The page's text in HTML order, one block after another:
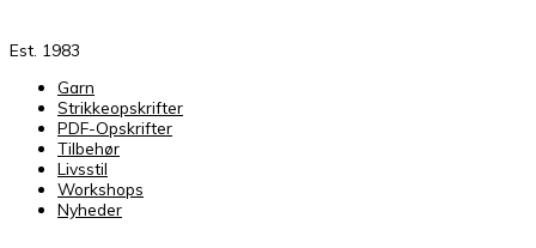
Est. 1983
Garn
Strikkeopskrifter
PDF-Opskrifter
Tilbehør
Livsstil
Workshops
Nyheder